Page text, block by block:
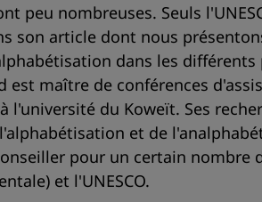
peu nombreuses. Seuls
son article dont nous
dans les différents
maître de conférences
l'université du Koweït. Ses
et de
pour un certain nombre
et l'UNESCO.